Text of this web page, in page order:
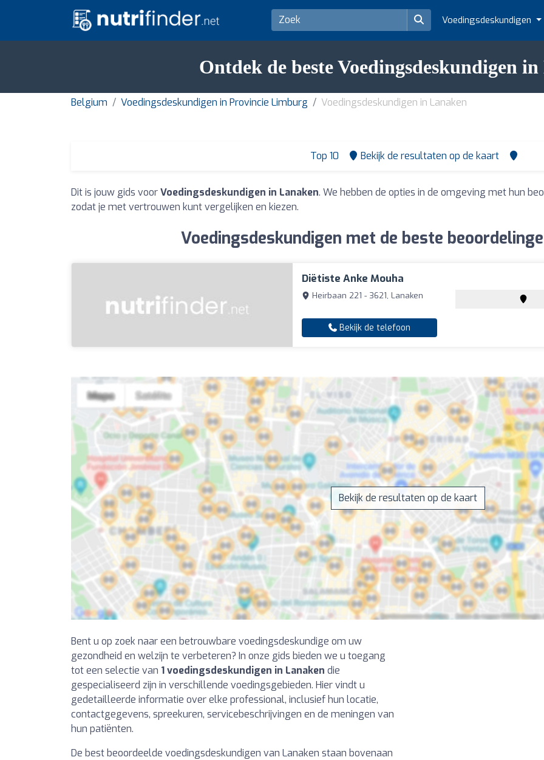
Voedingsdeskundigen
Ontdek de beste Voedingsdeskundigen
Belgium Voedingsdeskundigen in Provincie Limburg Voedingsdeskundigen in Lanaken
Top 10 Bekijk de resultaten op de kaart
Dit is jouw gids voorVoedingsdeskundigen in Lanaken. We hebben de opties in de omgeving met hun
zodat je met vertrouwen kunt vergelijken en kiezen.
Voedingsdeskundigen met de beste
Diëtiste Anke Mouha
Heirbaan 221 - 3621, Lanaken
Bekijk de telefoon
Bekijk de resultaten op de kaart
Bent u op zoek naar een betrouwbare voedingsdeskundige om uw
gezondheid en welzijn te verbeteren? In onze gids bieden we u toegang
tot een selectie van 1 voedingsdeskundigen in Lanaken die
gespecialiseerd zijn in verschillende voedingsgebieden. Hier vindt u
gedetailleerde informatie over elke professional, inclusief hun locatie,
contactgegevens, spreekuren, servicebeschrijvingen en de meningen van
hun patiënten.
De best beoordeelde voedingsdeskundigen van Lanaken staan bovenaan